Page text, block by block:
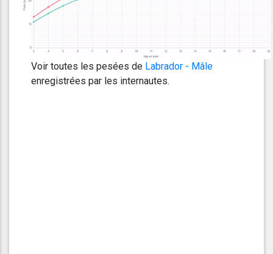
Voir toutes les pesées de Labrador - Mâle
enregistrées par les internautes.